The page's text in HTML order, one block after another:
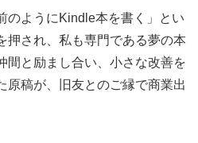
のようにKindle本を書く」とい
押され、私も専門である夢の本
間と励まし合い、小さな改善を
原稿が、旧友とのご縁で商業出